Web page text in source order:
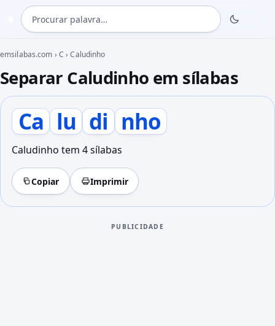
Procurar palavra
emsilabas.com › C ›Caludinho
Separar Caludinho em sílabas
Ca lu di nho
Caludinho tem 4 sílabas
Copiar Imprimir
PUBLICIDADE